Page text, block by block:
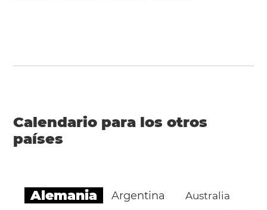
Calendario para los otros
países
Alemania Argentina Australia